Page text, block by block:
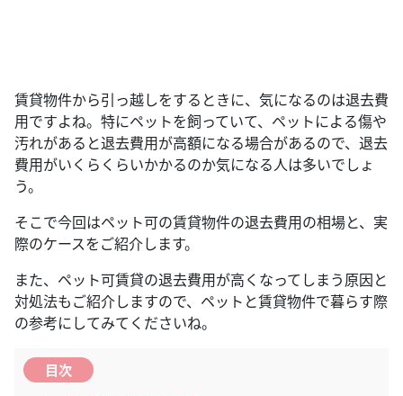
賃貸物件から引っ越しをするときに、気になるのは退去費
用ですよね。特にペットを飼っていて、ペットによる傷や
汚れがあると退去費用が高額になる場合があるので、退去
費用がいくらくらいかかるのか気になる人は多いでしょ
う。
そこで今回はペット可の賃貸物件の退去費用の相場と、実
際のケースをご紹介します。
また、ペット可賃貸の退去費用が高くなってしまう原因と
対処法もご紹介しますので、ペットと賃貸物件で暮らす際
の参考にしてみてくださいね。
目次